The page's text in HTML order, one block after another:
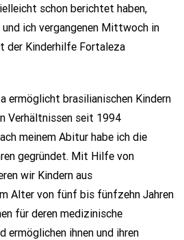
schon berichtet haben,
ich vergangenen Mittwoch in
der Kinderhilfe Fortaleza
ermöglicht brasilianischen Kindern
Verhältnissen seit 1994
meinem Abitur habe ich die
gegründet. Mit Hilfe von
wir Kindern aus
Alter von fünf bis fünfzehn Jahren
für deren medizinische
ermöglichen ihnen und ihren